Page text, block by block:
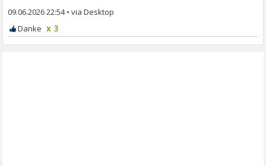
09.06.2026 22:54•
x 3